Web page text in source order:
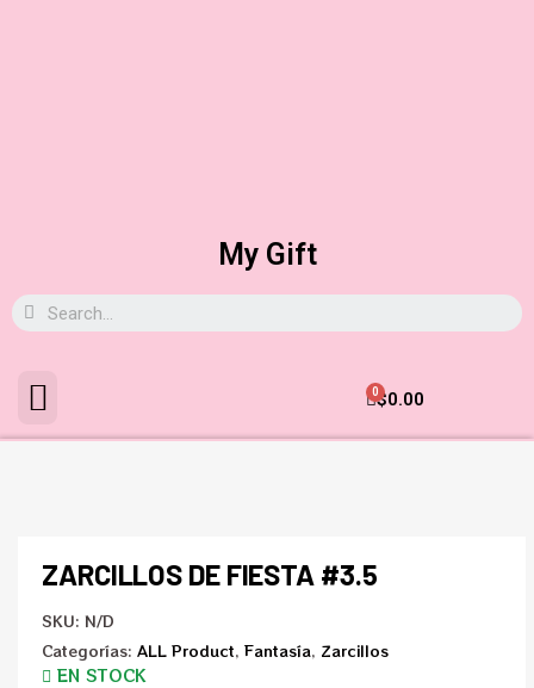
My Gift
$0.00
0
ZARCILLOS DE FIESTA #3.5
SKU: N/D
Categorías: ALL Product, Fantasía, Zarcillos
EN STOCK